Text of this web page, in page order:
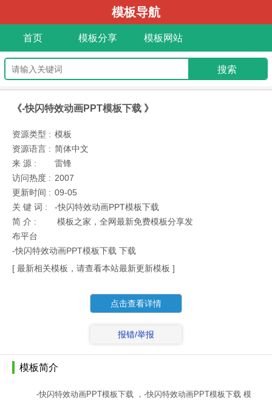
模板导航
首页 模板分享 模板网站
《-快闪特效动画PPT模板下载 》
资源类型 : 模板
资源语言 : 简体中文
来 源 :
雷锋
访问热度 : 2007
更新时间 : 09-05
关 键 词 :
-快闪特效动画PPT模板下载
简 介 :
模板之家，全网最新免费模板分享发
布平台
-快闪特效动画PPT模板下载 下载
[ 最新相关模板，请查看本站最新更新模板 ]
点击查看详情
报错/举报
模板简介
-快闪特效动画PPT模板下载 ，-快闪特效动画PPT模板下载 模